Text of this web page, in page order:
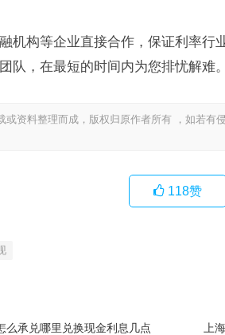
机构等企业直接合作，保证利率行
队，在最短的时间内为您排忧解难。
或资料整理而成，版权归原作者所有 ，如若有
118赞
么承兑哪里兑换现金利息几点
上